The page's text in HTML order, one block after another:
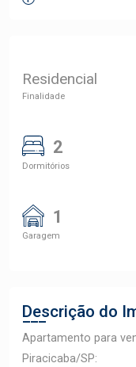
Residencial
Finalidade
2
Dormitórios
1
Garagem
Descrição do
Apartamento para
Piracicaba/SP: